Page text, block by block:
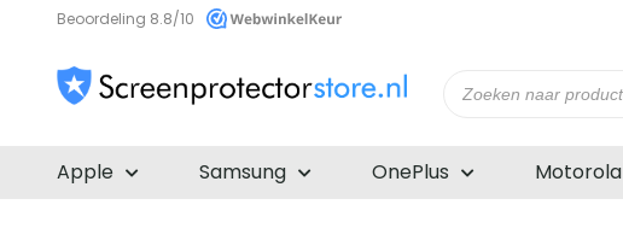
Beoordeling 8.8/10
zoeken
Apple Samsung OnePlus Motorola